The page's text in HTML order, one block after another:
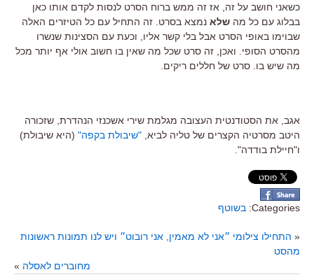
כשאני חושב על זה, אז זה ממש ברוח הסרט לנסות לקדם אותו כאן
בבלוג עם כל מה שלא נמצא בסרט. זה התחיל עם כל הטיזרים האלה
שבוימו באופי הסרט אבל בלי קשר אליו, וכעת עם הסצינות שנשרו
מהסרט הסופי. ואכן, זה סרט שכל מה שאין בו חשוב אולי אף יותר מכל
מה שיש בו. סרט של חללים ריקים.
אגב, את הסטודנטית העצובה מגלמת שירי אשכנזי הנהדרת, שזכורה
היטב מסרטיה הקצרים של טליה לביא, "שיבולת בקפה" (היא שיבולת)
ו"חיילת בודדה".
Categories: בשוטף
« התחילו צילומי ״אני לא מאמין, אני רובוט״ ויש לנו תמונות ראשונות
מהסט
מחוברים לאסלה »